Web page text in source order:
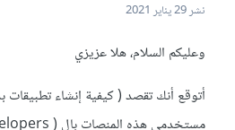
نشر29 يناير 2021
وعليكم السلام، هلا عزيزي
أتوقع أنك تقصد ( كيفية إنشاء